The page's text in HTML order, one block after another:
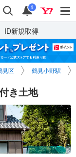
検索 通知
i
ID新規取得
見区 鶴見小野駅
き土地